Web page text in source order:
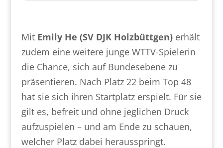
Mit Emily He (SV DJK Holzbüttgen)erhält
zudem eine weitere junge WTTV-Spielerin
die Chance, sich auf Bundesebene zu
präsentieren. Nach Platz 22 beim Top 48
hat sie sich ihren Startplatz erspielt. Für sie
gilt es, befreit und ohne jeglichen Druck
aufzuspielen – und am Ende zu schauen,
welcher Platz dabei herausspringt.